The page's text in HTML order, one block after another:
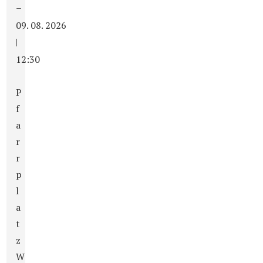
–
09. 08. 2026
|
12:30
P
f
a
r
r
p
l
a
t
z
W